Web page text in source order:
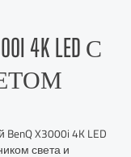
4K LED С
X3000i 4K LED
света и